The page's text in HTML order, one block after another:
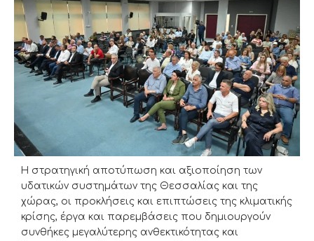
Η στρατηγική αποτύπωση και αξιοποίηση των
υδατικών συστημάτων της Θεσσαλίας και της
χώρας, οι προκλήσεις και επιπτώσεις της κλιματικής
κρίσης, έργα και παρεμβάσεις που δημιουργούν
συνθήκες μεγαλύτερης ανθεκτικότητας και